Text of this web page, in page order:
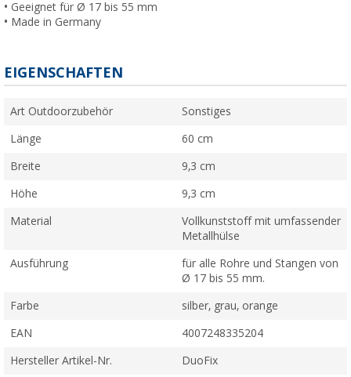
• Geeignet für Ø 17 bis 55 mm
• Made in Germany
EIGENSCHAFTEN
Art Outdoorzubehör Sonstiges
Länge 60 cm
Breite 9,3 cm
Höhe 9,3 cm
Material
Vollkunststoff mit umfassender
Metallhülse
Ausführung
für alle Rohre und Stangen von
Ø 17 bis 55 mm.
Farbe silber, grau, orange
EAN 4007248335204
Hersteller Artikel-Nr. DuoFix